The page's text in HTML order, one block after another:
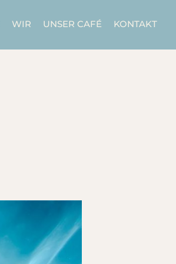
WIR UNSER CAFÉ KONTAKT